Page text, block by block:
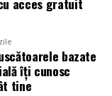
summerwell.ro,
sunt disponibile
pentru vineri si
este debazate
îți cunosc
tine